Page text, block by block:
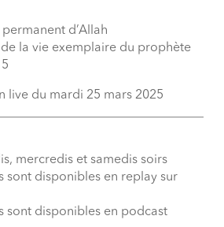
permanent d’Allah
de la vie exemplaire du prophète
live du mardi 25 mars 2025
mercredis et samedis soirs
sont disponibles en replay sur
sont disponibles en podcast